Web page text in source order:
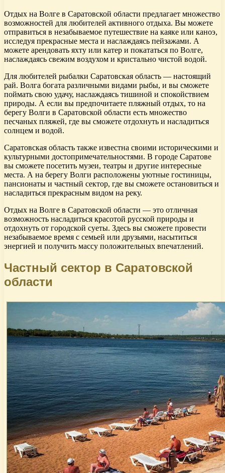
Отдых на Волге в Саратовской области предлагает множество
возможностей для любителей активного отдыха. Вы можете
отправиться в незабываемое путешествие на каяке или каноэ,
исследуя прекрасные места и наслаждаясь пейзажами. А
можете арендовать яхту или катер и покататься по Волге,
наслаждаясь свежим воздухом и кристально чистой водой.
Для любителей рыбалки Саратовская область — настоящий
рай. Волга богата различными видами рыбы, и вы сможете
поймать свою удачу, наслаждаясь тишиной и спокойствием
природы. А если вы предпочитаете пляжный отдых, то на
берегу Волги в Саратовской области есть множество
песчаных пляжей, где вы сможете отдохнуть и насладиться
солнцем и водой.
Саратовская область также известна своими историческими и
культурными достопримечательностями. В городе Саратове
вы сможете посетить музеи, театры и другие интересные
места. А на берегу Волги расположены уютные гостиницы,
пансионаты и частный сектор, где вы сможете остановиться и
насладиться прекрасным видом на реку.
Отдых на Волге в Саратовской области — это отличная
возможность насладиться красотой русской природы и
отдохнуть от городской суеты. Здесь вы сможете провести
незабываемое время с семьей или друзьями, насытиться
энергией и получить массу положительных впечатлений.
Частный сектор в Саратовской
области